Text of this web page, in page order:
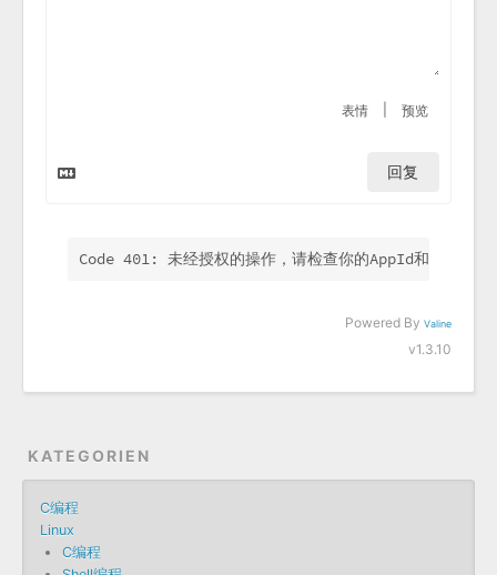
表情 预览
回复
Code 401: 未经授权的操作，请检查你的AppId和AppKey.
Powered By Valine
v1.3.10
KATEGORIEN
C编程
Linux
C编程